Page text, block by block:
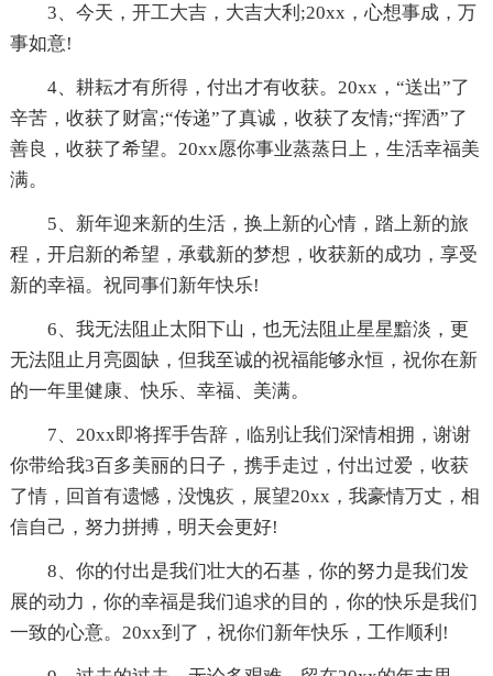
3、今天，开工大吉，大吉大利;20xx，心想事成，万
事如意!
4、耕耘才有所得，付出才有收获。20xx，“送出”了
辛苦，收获了财富;“传递”了真诚，收获了友情;“挥洒”了
善良，收获了希望。20xx愿你事业蒸蒸日上，生活幸福美
满。
5、新年迎来新的生活，换上新的心情，踏上新的旅
程，开启新的希望，承载新的梦想，收获新的成功，享受
新的幸福。祝同事们新年快乐!
6、我无法阻止太阳下山，也无法阻止星星黯淡，更
无法阻止月亮圆缺，但我至诚的祝福能够永恒，祝你在新
的一年里健康、快乐、幸福、美满。
7、20xx即将挥手告辞，临别让我们深情相拥，谢谢
你带给我3百多美丽的日子，携手走过，付出过爱，收获
了情，回首有遗憾，没愧疚，展望20xx，我豪情万丈，相
信自己，努力拼搏，明天会更好!
8、你的付出是我们壮大的石基，你的努力是我们发
展的动力，你的幸福是我们追求的目的，你的快乐是我们
一致的心意。20xx到了，祝你们新年快乐，工作顺利!